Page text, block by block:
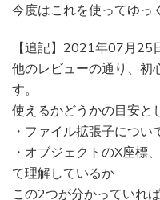
今度はこれを使ってゆっ
【追記】2021年07月25
他のレビューの通り、初
す。
使えるかどうかの目安と
・ファイル拡張子につい
・オブジェクトのX座標
て理解しているか
この2つが分かっていれ